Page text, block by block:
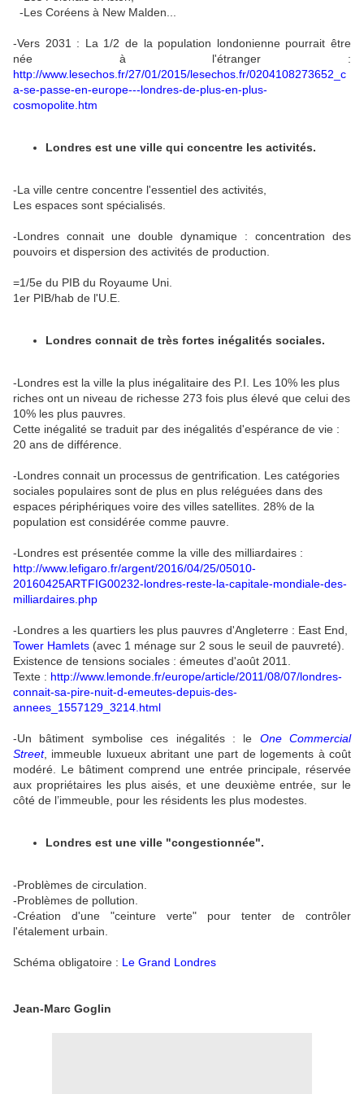
-Les Coréens à New Malden...
-Vers 2031 : La 1/2 de la population londonienne pourrait être
née à l'étranger :
http://www.lesechos.fr/27/01/2015/lesechos.fr/0204108273652_c
a-se-passe-en-europe---londres-de-plus-en-plus-
cosmopolite.htm
Londres est une ville qui concentre les activités.
-La ville centre concentre l'essentiel des activités,
Les espaces sont spécialisés.
-Londres connait une double dynamique : concentration des
pouvoirs et dispersion des activités de production.
=1/5e du PIB du Royaume Uni.
1er PIB/hab de l'U.E.
Londres connait de très fortes inégalités sociales.
-Londres est la ville la plus inégalitaire des P.I. Les 10% les plus
riches ont un niveau de richesse 273 fois plus élevé que celui des
10% les plus pauvres.
Cette inégalité se traduit par des inégalités d'espérance de vie :
20 ans de différence.
-Londres connait un processus de gentrification. Les catégories
sociales populaires sont de plus en plus reléguées dans des
espaces périphériques voire des villes satellites. 28% de la
population est considérée comme pauvre.
-Londres est présentée comme la ville des milliardaires :
http://www.lefigaro.fr/argent/2016/04/25/05010-
20160425ARTFIG00232-londres-reste-la-capitale-mondiale-des-
milliardaires.php
-Londres a les quartiers les plus pauvres d'Angleterre : East End,
Tower Hamlets (avec 1 ménage sur 2 sous le seuil de pauvreté).
Existence de tensions sociales : émeutes d'août 2011.
Texte : http://www.lemonde.fr/europe/article/2011/08/07/londres-
connait-sa-pire-nuit-d-emeutes-depuis-des-
annees_1557129_3214.html
-Un bâtiment symbolise ces inégalités : le One Commercial
Street, immeuble luxueux abritant une part de logements à coût
modéré. Le bâtiment comprend une entrée principale, réservée
aux propriétaires les plus aisés, et une deuxième entrée, sur le
côté de l’immeuble, pour les résidents les plus modestes.
Londres est une ville "congestionnée".
-Problèmes de circulation.
-Problèmes de pollution.
-Création d'une "ceinture verte" pour tenter de contrôler
l'étalement urbain.
Schéma obligatoire : Le Grand Londres
Jean-Marc Goglin